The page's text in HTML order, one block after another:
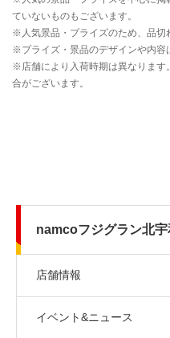
namcoフジグラン北宇
店舗情報
イベント&ニュース